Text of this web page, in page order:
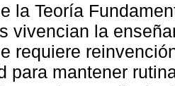
la Teoría
vivencian la
requiere
para mantener